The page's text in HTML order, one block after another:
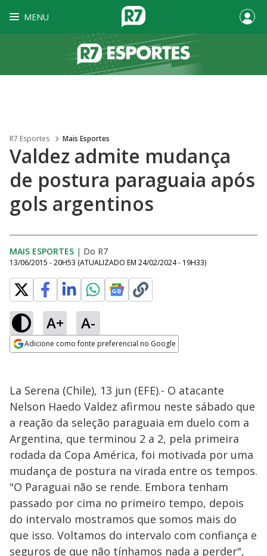
MENU
R7 Esportes Mais Esportes
Valdez admite mudança
de postura paraguaia após
gols argentinos
MAIS ESPORTES | Do R7
13/06/2015 - 20H53 (ATUALIZADO EM 24/02/2024 - 19H33)
A+ A-
Adicione como fonte preferencial no Google
La Serena (Chile), 13 jun (EFE).- O atacante
Nelson Haedo Valdez afirmou neste sábado que
a reação da seleção paraguaia em duelo com a
Argentina, que terminou 2 a 2, pela primeira
rodada da Copa América, foi motivada por uma
mudança de postura na virada entre os tempos.
"O Paraguai não se rende. Embora tenham
passado por cima no primeiro tempo, depois
do intervalo mostramos que somos mais do
que isso. Voltamos do intervalo com confiança e
seguros de que não tínhamos nada a perder",